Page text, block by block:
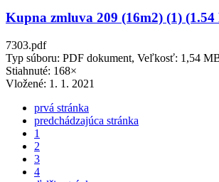
Kupna zmluva 209 (16m2) (1)
7303.pdf
Typ súboru: PDF dokument, Veľkosť: 1,54
Stiahnuté: 168×
Vložené: 1. 1. 2021
prvá stránka
predchádzajúca stránka
1
2
3
4